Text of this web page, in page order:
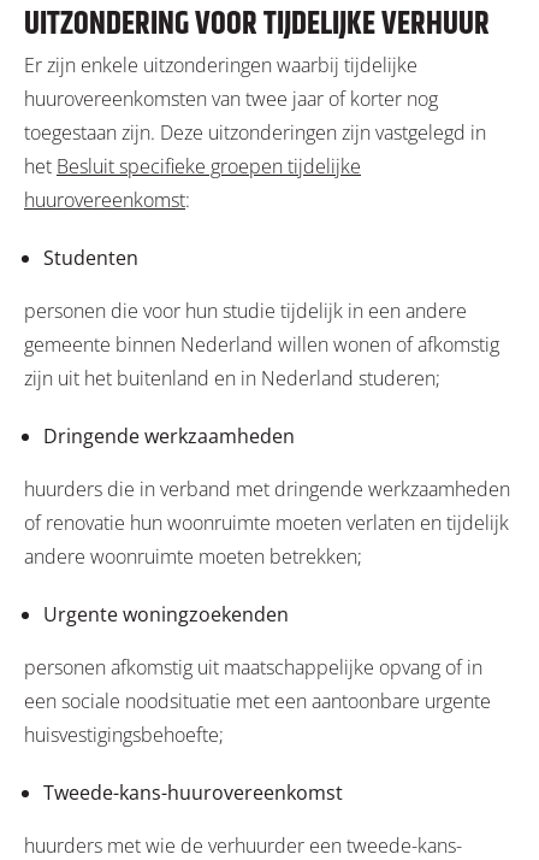
UITZONDERING VOOR TIJDELIJKE VERHUUR
Er zijn enkele uitzonderingen waarbij tijdelijke
huurovereenkomsten van twee jaar of korter nog
toegestaan zijn. Deze uitzonderingen zijn vastgelegd in
het Besluit specifieke groepen tijdelijke
huurovereenkomst:
Studenten
personen die voor hun studie tijdelijk in een andere
gemeente binnen Nederland willen wonen of afkomstig
zijn uit het buitenland en in Nederland studeren;
Dringende werkzaamheden
huurders die in verband met dringende werkzaamheden
of renovatie hun woonruimte moeten verlaten en tijdelijk
andere woonruimte moeten betrekken;
Urgente woningzoekenden
personen afkomstig uit maatschappelijke opvang of in
een sociale noodsituatie met een aantoonbare urgente
huisvestigingsbehoefte;
Tweede-kans-huurovereenkomst
huurders met wie de verhuurder een tweede-kans-